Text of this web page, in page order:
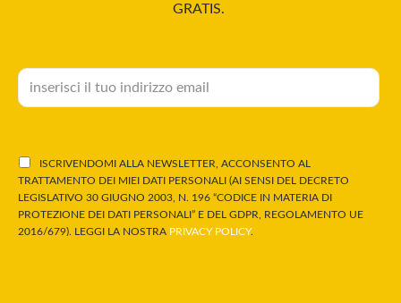
GRATIS.
ISCRIVENDOMI ALLA NEWSLETTER, ACCONSENTO AL
TRATTAMENTO DEI MIEI DATI PERSONALI (AI SENSI DEL DECRETO
LEGISLATIVO 30 GIUGNO 2003, N. 196 “CODICE IN MATERIA DI
PROTEZIONE DEI DATI PERSONALI” E DEL GDPR, REGOLAMENTO UE
2016/679). LEGGI LA NOSTRA PRIVACY POLICY.